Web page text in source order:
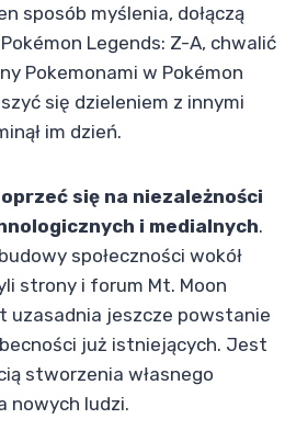
sposób myślenia, dołączą
Legends: Z-A, chwalić
Pokemonami w Pokémon
się dzieleniem z innymi
im dzień.
oprzeć się na niezależności
i medialnych.
społeczności wokół
strony i forum Mt. Moon
uzasadnia jeszcze powstanie
już istniejących. Jest
stworzenia własnego
nowych ludzi.